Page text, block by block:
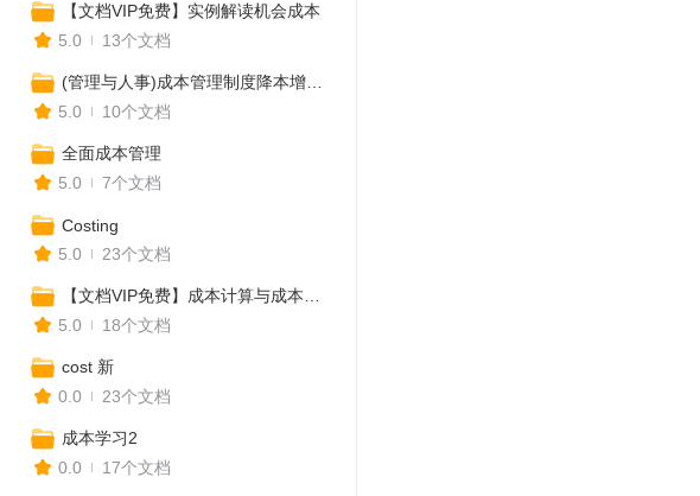
【文档VIP免费】实例解读机会成本
5.0
13个文档
5.0
10个文档
全面成本管理
5.0
7个文档
Costing
5.0
23个文档
5.0
18个文档
cost 新
0.0
23个文档
成本学习2
0.0
17个文档